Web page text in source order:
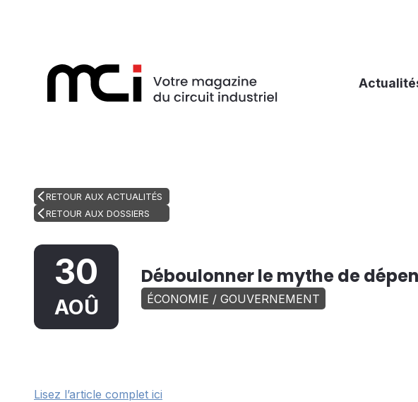
RETOUR AUX ACTUALITÉS
RETOUR AUX DOSSIERS
30
AOÛ
Déboulonner le mythe de
ÉCONOMIE / GOUVERNEMENT
Lisez l’article complet ici